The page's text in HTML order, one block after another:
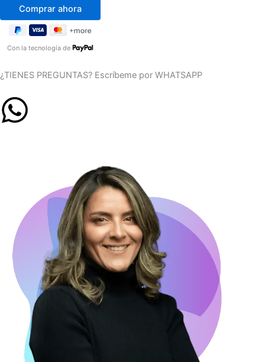
Con la tecnología de
¿TIENES PREGUNTAS? Escríbeme por WHATSAPP